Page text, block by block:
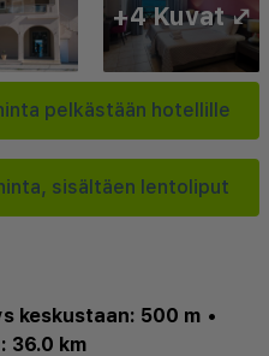
pelkästään hotellille
sisältäen lentoliput
+4 Kuvat ⤢
keskustaan: 500 m •
36.0 km